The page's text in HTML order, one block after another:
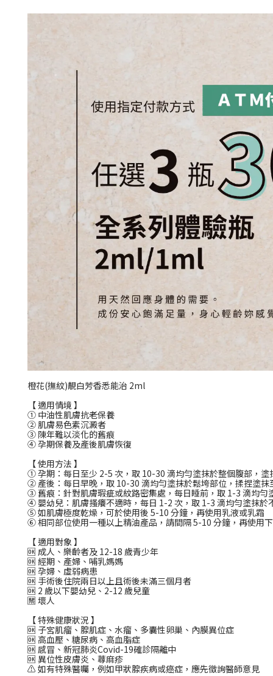
橙花(撫紋)靚白芳香悉能治 2ml
【 適用情境 】
① 中油性肌膚抗老保養
② 肌膚易色素沉澱者
③ 陳年難以淡化的舊痕
④ 孕期保養及產後肌膚恢復
【 使用方法 】
① 孕期：每日至少 2-5 次，取 10-30 滴均勻塗抹於整個腹部，
② 產後：每日早晚，取 10-30 滴均勻塗抹於鬆垮部位，揉捏塗
③ 舊痕：針對肌膚瑕疵或紋路密集處，每日睡前，取 1-3 滴均
④ 嬰幼兒：肌膚搔癢不適時，每日 1-2 次，取 1-3 滴均勻塗抹
⑤ 如肌膚極度乾燥，可於使用後 5-10 分鐘，再使用乳液或乳霜
⑥ 相同部位使用一種以上精油產品，請間隔 5-10 分鐘，再使用
【 適用對象 】
🆗 成人、樂齡者及 12-18 歲青少年
🆗 經期、產婦、哺乳媽媽
🆗 孕婦、虛弱病患
🆗 手術後住院兩日以上且術後未滿三個月者
🆗 2 歲以下嬰幼兒、2-12 歲兒童
🈲 壞人
【 特殊健康狀況 】
🆗 子宮肌瘤、腺肌症、水瘤、多囊性卵巢、內膜異位症
🆗 高血壓、糖尿病、高血脂症
🆗 感冒、新冠肺炎Covid-19確診隔離中
🆗 異位性皮膚炎、蕁麻疹
⚠️ 如有特殊醫囑，例如甲狀腺疾病或癌症，應先徵詢醫師意見